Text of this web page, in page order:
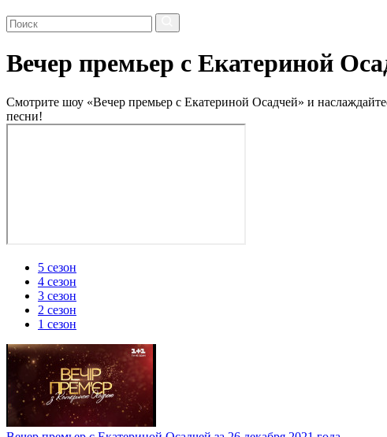
Вечер премьер с Екатериной
Смотрите шоу «Вечер премьер с Екатериной Осадчей» и
песни!
5 сезон
4 сезон
3 сезон
2 сезон
1 сезон